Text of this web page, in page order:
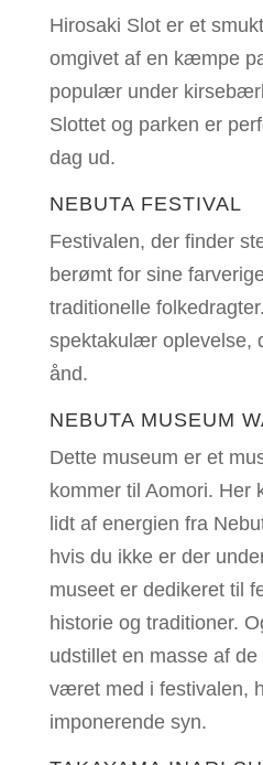
Hirosaki Slot er et
omgivet af en kæmpe
populær under
Slottet og parken er
dag ud.
NEBUTA FESTIVAL
Festivalen, der finder
berømt for sine
traditionelle
spektakulær oplevelse,
ånd.
NEBUTA MUSEUM
Dette museum er et
kommer til Aomori. Her
lidt af energien fra
hvis du ikke er der
museet er dedikeret til
historie og traditioner.
udstillet en masse af
været med i festivalen,
imponerende syn.